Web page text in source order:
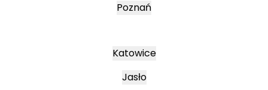
Poznań
Katowice
Jasło